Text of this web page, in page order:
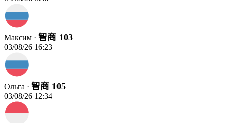
Максим · 智商 103
03/08/26 16:23
Ольга · 智商 105
03/08/26 12:34